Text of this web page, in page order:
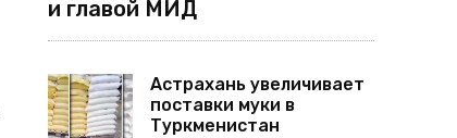
и главой МИД
Астрахань увеличивает
поставки муки в
Туркменистан